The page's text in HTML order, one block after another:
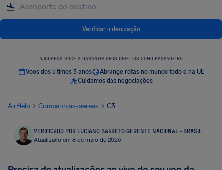
Verificar indenização
AJUDAMOS VOCÊ A GARANTIR SEUS DIREITOS COMO PASSAGEIRO
Voos dos últimos 3 anos
Abrange rotas no mundo todo e na UE
Cuidamos das negociações
AirHelp Companhias-aereas G3
VERIFICADO POR LUCIANO BARRETO·GERENTE NACIONAL - BRASIL
Atualizado em 8 de maio de 2026